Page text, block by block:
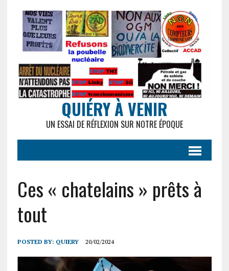
QUIÉRY À VENIR
UN ESSAI DE RÉFLEXION SUR NOTRE ÉPOQUE
Ces « chatelains » prêts à
tout
POSTED BY: QUIERY 20/02/2024